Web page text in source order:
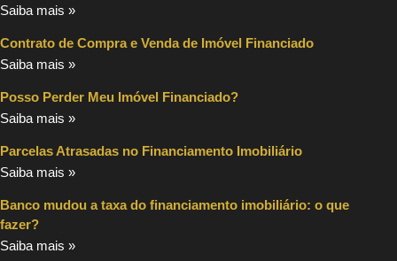
Saiba mais »
Contrato de Compra e Venda de Imóvel Financiado
Saiba mais »
Posso Perder Meu Imóvel Financiado?
Saiba mais »
Parcelas Atrasadas no Financiamento Imobiliário
Saiba mais »
Banco mudou a taxa do financiamento imobiliário: o que
fazer?
Saiba mais »